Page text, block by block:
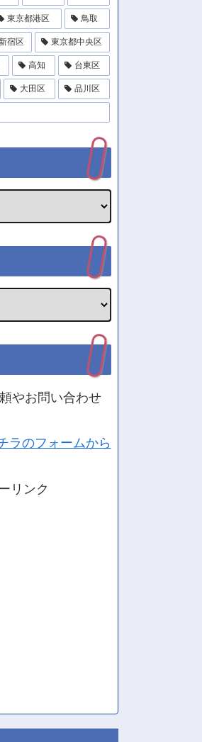
東京都港区 鳥取
宿区 東京都中央区
高知 台東区
大田区 品川区
やお問い合わせ
ラのフォームから
リンク